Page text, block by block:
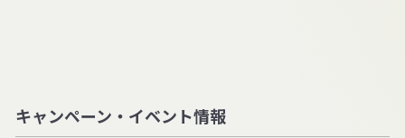
キャンペーン・イベント情報